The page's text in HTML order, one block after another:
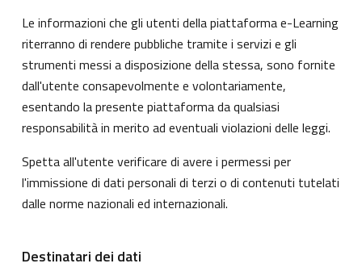
Le informazioni che gli utenti della piattaforma e-Learning
riterranno di rendere pubbliche tramite i servizi e gli
strumenti messi a disposizione della stessa, sono fornite
dall'utente consapevolmente e volontariamente,
esentando la presente piattaforma da qualsiasi
responsabilità in merito ad eventuali violazioni delle leggi.
Spetta all'utente verificare di avere i permessi per
l'immissione di dati personali di terzi o di contenuti tutelati
dalle norme nazionali ed internazionali.
Destinatari dei dati